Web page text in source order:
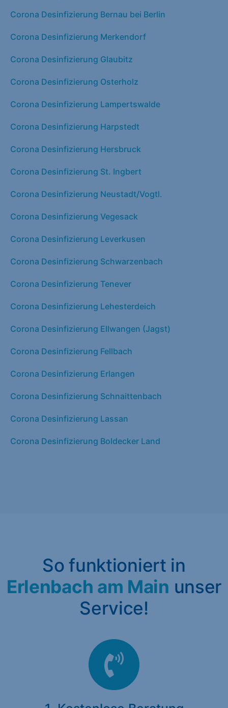
Corona Desinfizierung Bernau bei Berlin
Corona Desinfizierung Merkendorf
Corona Desinfizierung Glaubitz
Corona Desinfizierung Osterholz
Corona Desinfizierung Lampertswalde
Corona Desinfizierung Harpstedt
Corona Desinfizierung Hersbruck
Corona Desinfizierung St. Ingbert
Corona Desinfizierung Neustadt/Vogtl.
Corona Desinfizierung Vegesack
Corona Desinfizierung Leverkusen
Corona Desinfizierung Schwarzenbach
Corona Desinfizierung Tenever
Corona Desinfizierung Lehesterdeich
Corona Desinfizierung Ellwangen (Jagst)
Corona Desinfizierung Fellbach
Corona Desinfizierung Erlangen
Corona Desinfizierung Schnaittenbach
Corona Desinfizierung Lassan
Corona Desinfizierung Boldecker Land
So funktioniert in
Erlenbach am Main unser
Service!